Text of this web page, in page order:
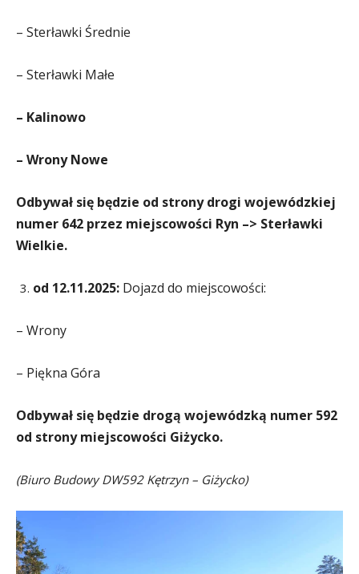
– Sterławki Średnie
– Sterławki Małe
– Kalinowo
– Wrony Nowe
Odbywał się będzie od strony drogi wojewódzkiej
numer 642 przez miejscowości Ryn –> Sterławki
Wielkie.
od 12.11.2025: Dojazd do miejscowości:
– Wrony
– Piękna Góra
Odbywał się będzie drogą wojewódzką numer 592
od strony miejscowości Giżycko.
(Biuro Budowy DW592 Kętrzyn – Giżycko)